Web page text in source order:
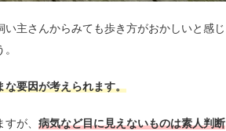
主さんからみても歩き方がおかしいと感じ
な要因が考えられます。
が、 病気など目に見えないものは素人判断